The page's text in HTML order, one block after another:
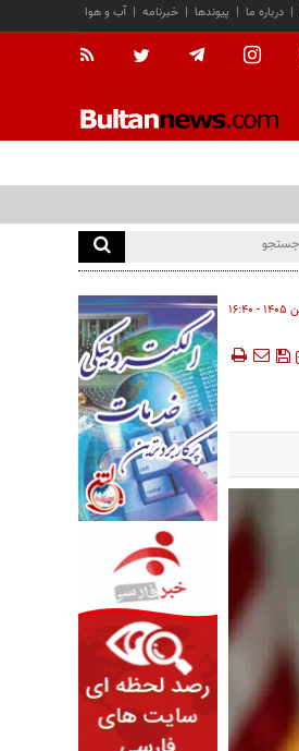
آب و هوا | خبرنامه | پیوندها | درباره ما |